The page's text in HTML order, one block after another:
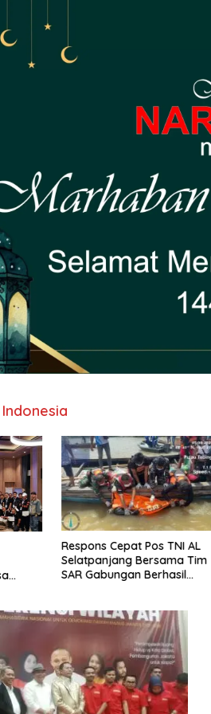
Respons Cepat Pos TNI AL
Selatpanjang Bersama Tim
SAR Gabungan Berhasil
Mengkikip Kepulauan Meranti